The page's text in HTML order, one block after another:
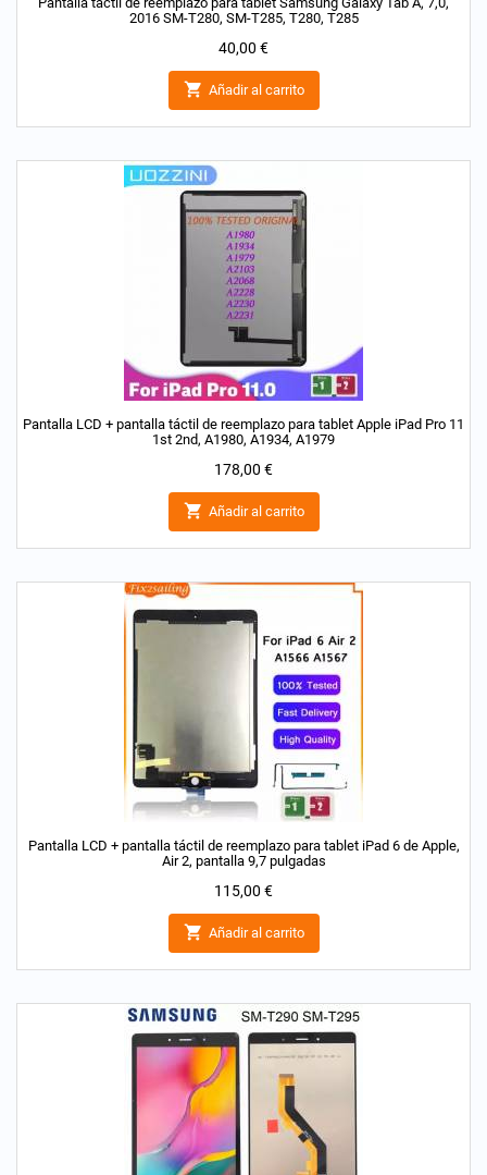
2016 SM-T280, SM-T285, T280, T285
Precio
40,00 €
 Añadir al carrito
Pantalla LCD + pantalla táctil de reemplazo para tablet Apple iPad Pro 11
1st 2nd, A1980, A1934, A1979
Precio
178,00 €
 Añadir al carrito
Pantalla LCD + pantalla táctil de reemplazo para tablet iPad 6 de Apple,
Air 2, pantalla 9,7 pulgadas
Precio
115,00 €
 Añadir al carrito